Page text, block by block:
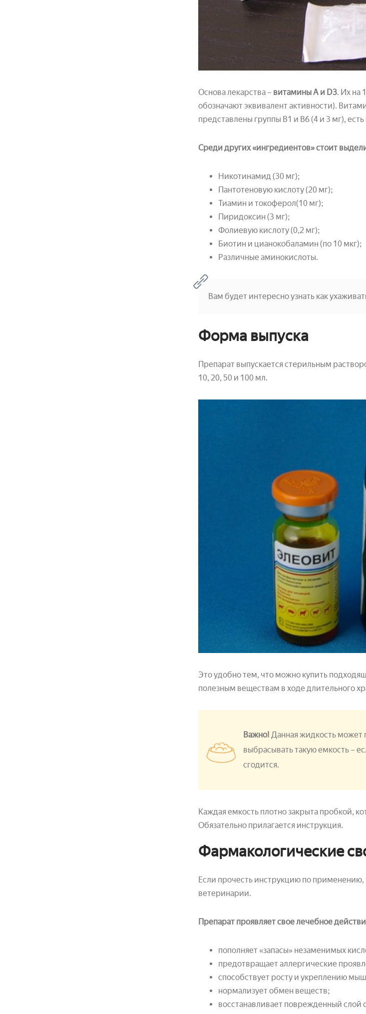
Основа лекарства – витамины А и D3. Их на
обозначают эквивалент активности).
представлены группы B1 и B6 (4 и 3 мг),
Среди других «ингредиентов» стоит
Никотинамид (30 мг);
Пантотеновую кислоту (20 мг);
Тиамин и токоферол(10 мг);
Пиридоксин (3 мг);
Фолиевую кислоту (0,2 мг);
Биотин и цианокобаламин (по 10 мкг);
Различные аминокислоты.
Вам будет интересно узнать как
Форма выпуска
Препарат выпускается стерильным
10, 20, 50 и 100 мл.
Это удобно тем, что можно купить
полезным веществам в ходе длительного
Важно! Данная жидкость может
выбрасывать такую емкость –
сгодится.
Каждая емкость плотно закрыта пробкой,
Обязательно прилагается инструкция.
Фармакологические
Если прочесть инструкцию по применению,
ветеринарии.
Препарат проявляет свое лечебное
пополняет «запасы» незаменимых
предотвращает аллергические
способствует росту и укреплению
нормализует обмен веществ;
восстанавливает поврежденный